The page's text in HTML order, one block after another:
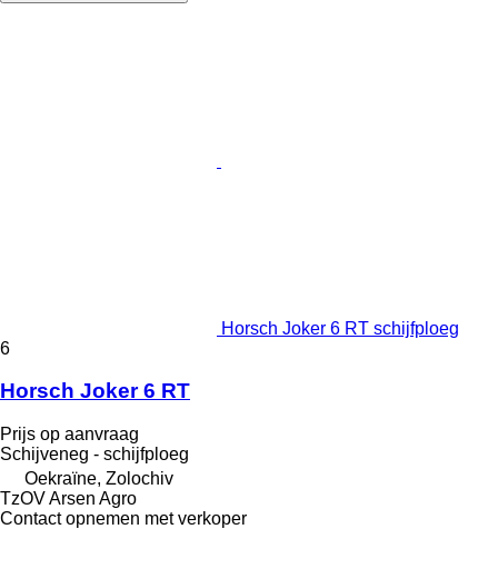
Horsch Joker 6 RT schijfploeg
6
Horsch Joker 6 RT
Prijs op aanvraag
Schijveneg - schijfploeg
Oekraïne, Zolochiv
TzOV Arsen Agro
Contact opnemen met verkoper